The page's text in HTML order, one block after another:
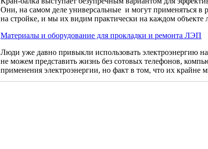
Они, на самом деле универсальные и могут применяться в
на стройке, и мы их видим практически на каждом объекте
Материалы и оборудование для прокладки и ремонта ЛЭП
Люди уже давно привыкли использовать электроэнергию
не можем представить жизнь без сотовых телефонов,
применения электроэнергии, но факт в том, что их крайне